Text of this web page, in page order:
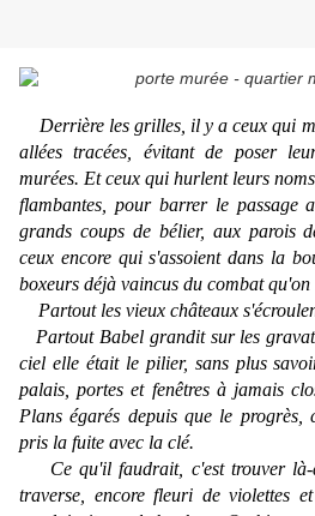
Derrière les grilles, il y a ceux qui
allées tracées, évitant de poser
murées. Et ceux qui hurlent leurs
flambantes, pour barrer le passage
grands coups de bélier, aux parois
ceux encore qui s'assoient dans la
boxeurs déjà vaincus du combat qu'on
Partout les vieux châteaux
Partout Babel grandit sur les
ciel elle était le pilier, sans plus
palais, portes et fenêtres à jamais
Plans égarés depuis que le progrès,
pris la fuite avec la clé.
Ce qu'il faudrait, c'est trouver là-
traverse, encore fleuri de violettes